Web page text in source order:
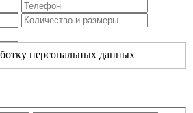
персональных данных